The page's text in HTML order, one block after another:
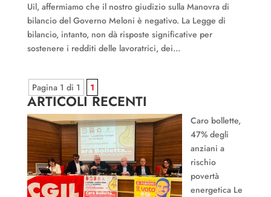
Uil, affermiamo che il nostro giudizio sulla Manovra di
bilancio del Governo Meloni è negativo. La Legge di
bilancio, intanto, non dà risposte significative per
sostenere i redditi delle lavoratrici, dei...
Pagina 1 di 1 1
ARTICOLI RECENTI
Caro bollette,
47% degli
anziani a
rischio
povertà
energetica Le